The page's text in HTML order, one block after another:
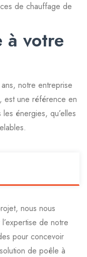
de chauffage de
à votre
notre entreprise
est une référence en
énergies, qu’elles
nous nous
de notre
pour concevoir
de poêle à